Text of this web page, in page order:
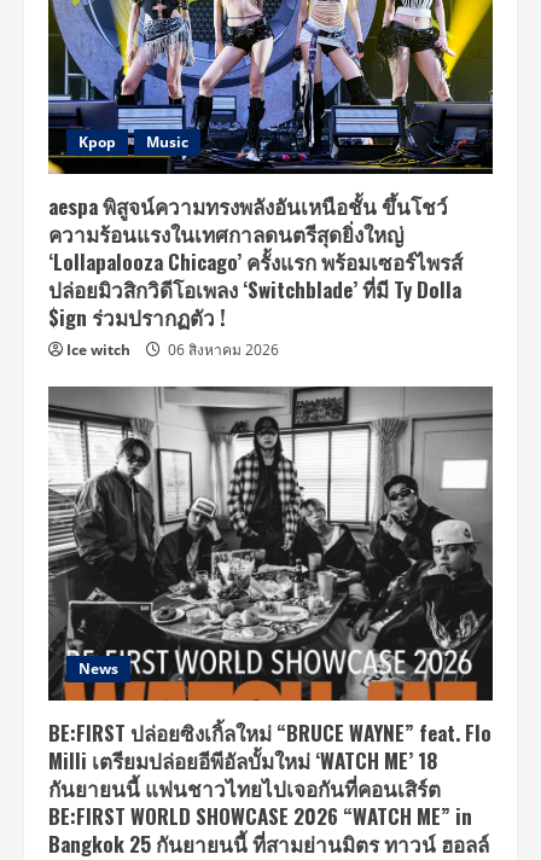
Kpop Music
aespa พิสูจน์ความทรงพลังอันเหนือชั้น ขึ้นโชว์
ความร้อนแรงในเทศกาลดนตรีสุดยิ่งใหญ่
‘Lollapalooza Chicago’ ครั้งแรก พร้อมเซอร์ไพรส์
ปล่อยมิวสิกวิดีโอเพลง ‘Switchblade’ ที่มี Ty Dolla
$ign ร่วมปรากฏตัว !
Ice witch 06 สิงหาคม 2026
News
BE:FIRST ปล่อยซิงเกิ้ลใหม่ “BRUCE WAYNE” feat. Flo
Milli เตรียมปล่อยอีพีอัลบั้มใหม่ ‘WATCH ME’ 18
กันยายนนี้ แฟนชาวไทยไปเจอกันที่คอนเสิร์ต
BE:FIRST WORLD SHOWCASE 2026 “WATCH ME” in
Bangkok 25 กันยายนนี้ ที่สามย่านมิตร ทาวน์ ฮอลล์